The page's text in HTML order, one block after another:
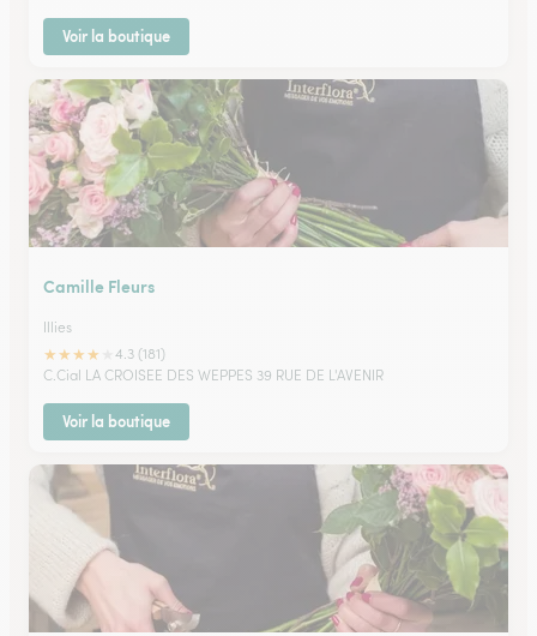
Voir la boutique
Camille Fleurs
Illies
★★★★
4.3 (181)
C.Cial LA CROISEE DES WEPPES 39 RUE DE L'AVENIR
Voir la boutique